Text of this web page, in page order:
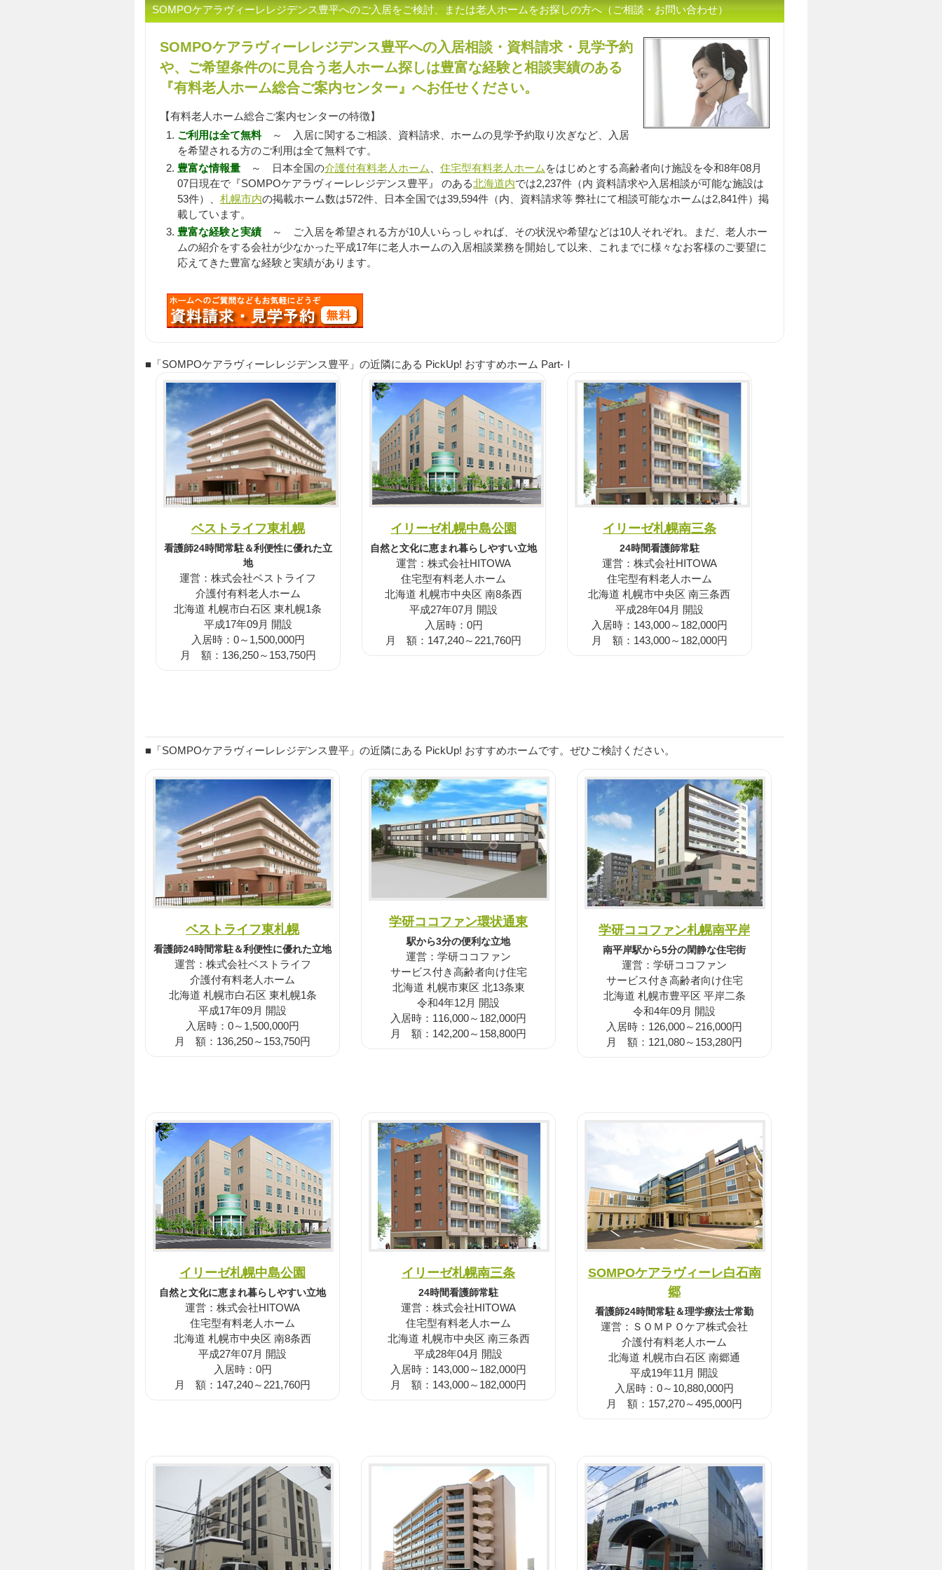
SOMPOケアラヴィーレレジデンス豊平へのご入居をご検討、または老人ホームをお探しの方へ（ご相談・お問い合わせ）
SOMPOケアラヴィーレレジデンス豊平への入居相談・資料請求・見学予約
や、ご希望条件のに見合う老人ホーム探しは豊富な経験と相談実績のある
『有料老人ホーム総合ご案内センター』へお任せください。
【有料老人ホーム総合ご案内センターの特徴】
ご利用は全て無料～ 入居に関するご相談、資料請求、ホームの見学予約取り次ぎなど、入居
を希望される方のご利用は全て無料です。
豊富な情報量 ～ 日本全国の介護付有料老人ホーム 住宅型有料老人ホーム をはじめとする高齢者向け施設を令和8年08月
07日現在で『SOMPOケアラヴィーレレジデンス豊平』 のある北海道内では2,237件（内 資料請求や入居相談が可能な施設は
53件）、 札幌市内の掲載ホーム数は572件、日本全国では39,594件（内、資料請求等 弊社にて相談可能なホームは2,841件）掲
載しています。
豊富な経験と実績～ ご入居を希望される方が10人いらっしゃれば、その状況や希望などは10人それぞれ。まだ、老人ホー
ムの紹介をする会社が少なかった平成17年に老人ホームの入居相談業務を開始して以来、これまでに様々なお客様のご要望に
応えてきた豊富な経験と実績があります。
■「SOMPOケアラヴィーレレジデンス豊平」の近隣にある PickUp! おすすめホーム Part-Ⅰ
ベストライフ東札幌
看護師24時間常駐＆利便性に優れた立
地
運営：株式会社ベストライフ
介護付有料老人ホーム
北海道 札幌市白石区 東札幌1条
平成17年09月 開設
入居時：0～1,500,000円
月 額：136,250～153,750円
イリーゼ札幌中島公園
自然と文化に恵まれ暮らしやすい立地
運営：株式会社HITOWA
住宅型有料老人ホーム
北海道 札幌市中央区 南8条西
平成27年07月 開設
入居時：0円
月 額：147,240～221,760円
イリーゼ札幌南三条
24時間看護師常駐
運営：株式会社HITOWA
住宅型有料老人ホーム
北海道 札幌市中央区 南三条西
平成28年04月 開設
入居時：143,000～182,000円
月 額：143,000～182,000円
■「SOMPOケアラヴィーレレジデンス豊平」の近隣にある PickUp! おすすめホームです。ぜひご検討ください。
ベストライフ東札幌
看護師24時間常駐＆利便性に優れた立地
運営：株式会社ベストライフ
介護付有料老人ホーム
北海道 札幌市白石区 東札幌1条
平成17年09月 開設
入居時：0～1,500,000円
月 額：136,250～153,750円
学研ココファン環状通東
駅から3分の便利な立地
運営：学研ココファン
サービス付き高齢者向け住宅
北海道 札幌市東区 北13条東
令和4年12月 開設
入居時：116,000～182,000円
月 額：142,200～158,800円
学研ココファン札幌南平岸
南平岸駅から5分の閑静な住宅街
運営：学研ココファン
サービス付き高齢者向け住宅
北海道 札幌市豊平区 平岸二条
令和4年09月 開設
入居時：126,000～216,000円
月 額：121,080～153,280円
イリーゼ札幌中島公園
自然と文化に恵まれ暮らしやすい立地
運営：株式会社HITOWA
住宅型有料老人ホーム
北海道 札幌市中央区 南8条西
平成27年07月 開設
入居時：0円
月 額：147,240～221,760円
イリーゼ札幌南三条
24時間看護師常駐
運営：株式会社HITOWA
住宅型有料老人ホーム
北海道 札幌市中央区 南三条西
平成28年04月 開設
入居時：143,000～182,000円
月 額：143,000～182,000円
SOMPOケアラヴィーレ白石南
郷
看護師24時間常駐＆理学療法士常勤
運営：ＳＯＭＰＯケア株式会社
介護付有料老人ホーム
北海道 札幌市白石区 南郷通
平成19年11月 開設
入居時：0～10,880,000円
月 額：157,270～495,000円